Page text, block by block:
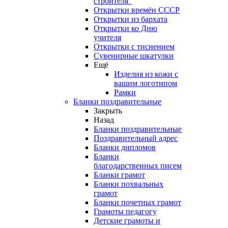
Открытки времён СССР
Открытки из бархата
Открытки ко Дню
учителя
Открытки с тиснением
Сувенирные шкатулки
Ещё
Изделия из кожи с
вашим логотипом
Рамки
Бланки поздравительные
Закрыть
Назад
Бланки поздравительные
Поздравительный адрес
Бланки дипломов
Бланки
благодарственных писем
Бланки грамот
Бланки похвальных
грамот
Бланки почетных грамот
Грамоты педагогу
Детские грамоты и